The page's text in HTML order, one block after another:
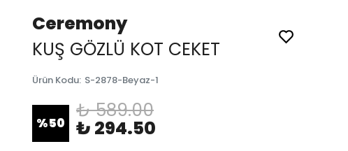
Ceremony
KUŞ GÖZLÜ KOT CEKET
Ürün Kodu: S-2878-Beyaz-1
%50
₺ 589.00
₺ 294.50